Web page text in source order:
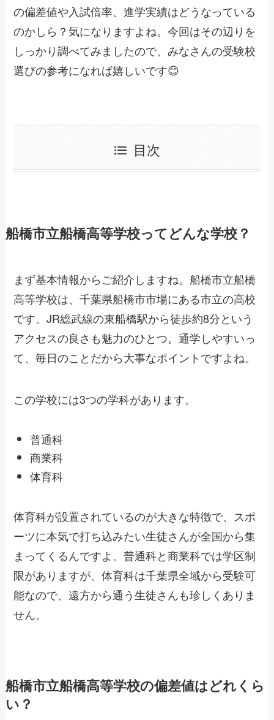
の偏差値や入試倍率、進学実績はどうなっている
のかしら？気になりますよね。今回はその辺りを
しっかり調べてみましたので、みなさんの受験校
選びの参考になれば嬉しいです😊
目次
船橋市立船橋高等学校ってどんな学校？
まず基本情報からご紹介しますね。船橋市立船橋
高等学校は、千葉県船橋市市場にある市立の高校
です。JR総武線の東船橋駅から徒歩約8分という
アクセスの良さも魅力のひとつ。通学しやすいっ
て、毎日のことだから大事なポイントですよね。
この学校には3つの学科があります。
普通科
商業科
体育科
体育科が設置されているのが大きな特徴で、スポ
ーツに本気で打ち込みたい生徒さんが全国から集
まってくるんですよ。普通科と商業科では学区制
限がありますが、体育科は千葉県全域から受験可
能なので、遠方から通う生徒さんも珍しくありま
せん。
船橋市立船橋高等学校の偏差値はどれくら
い？